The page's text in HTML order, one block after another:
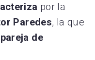
por la
Paredes, la que
de